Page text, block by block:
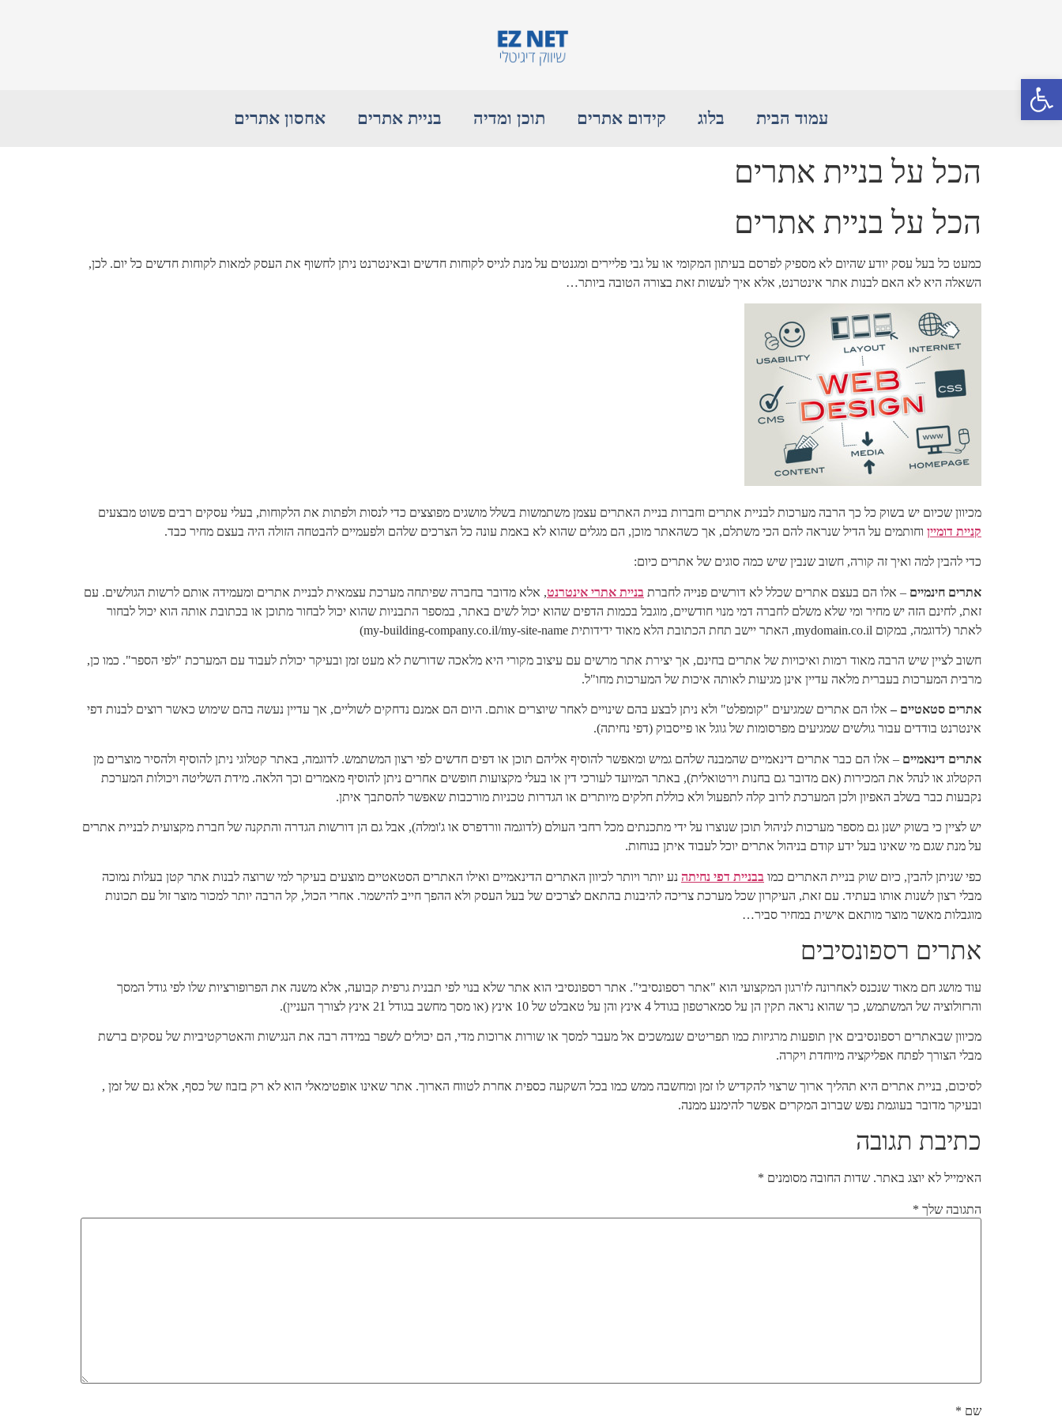
פתח סרגל נגישות
עמוד הבית בלוג קידום אתרים תוכן ומדיה בניית אתרים אחסון אתרים
הכל על בניית אתרים
הכל על בניית אתרים
כמעט כל בעל עסק יודע שהיום לא מספיק לפרסם בעיתון המקומי או על גבי פליירים ומגנטים על מנת לגייס לקוחות חדשים ובאינטרנט ניתן לחשוף את העסק למאות לקוחות חדשים כל יום. לכן,
השאלה היא לא האם לבנות אתר אינטרנט, אלא איך לעשות זאת בצורה הטובה ביותר…
מכיוון שכיום יש בשוק כל כך הרבה מערכות לבניית אתרים וחברות בניית האתרים עצמן משתמשות בשלל מושגים מפוצצים כדי לנסות ולפתות את הלקוחות, בעלי עסקים רבים פשוט מבצעים
קניית דומיין וחותמים על הדיל שנראה להם הכי משתלם, אך כשהאתר מוכן, הם מגלים שהוא לא באמת עונה כל הצרכים שלהם ולפעמיים להבטחה הזולה היה בעצם מחיר כבד.
כדי להבין למה ואיך זה קורה, חשוב שנבין שיש כמה סוגים של אתרים כיום:
אתרים חינמיים – אלו הם בעצם אתרים שכלל לא דורשים פנייה לחברת בניית אתרי אינטרנט, אלא מדובר בחברה שפיתחה מערכת עצמאית לבניית אתרים ומעמידה אותם לרשות הגולשים. עם
זאת, לחינם הזה יש מחיר ומי שלא משלם לחברה דמי מנוי חודשיים, מוגבל בכמות הדפים שהוא יכול לשים באתר, במספר התבניות שהוא יכול לבחור מתוכן או בכתובת אותה הוא יכול לבחור
לאתר (לדוגמה, במקום mydomain.co.il, האתר יישב תחת הכתובת הלא מאוד ידידותית my-building-company.co.il/my-site-name)
חשוב לציין שיש הרבה מאוד רמות ואיכויות של אתרים בחינם, אך יצירת אתר מרשים עם עיצוב מקורי היא מלאכה שדורשת לא מעט זמן ובעיקר יכולת לעבוד עם המערכת "לפי הספר". כמו כן,
מרבית המערכות בעברית מלאה עדיין אינן מגיעות לאותה איכות של המערכות מחו"ל.
אתרים סטאטיים – אלו הם אתרים שמגיעים "קומפלט" ולא ניתן לבצע בהם שינויים לאחר שיוצרים אותם. היום הם אמנם נדחקים לשוליים, אך עדיין נעשה בהם שימוש כאשר רוצים לבנות דפי
אינטרנט בודדים עבור גולשים שמגיעים מפרסומות של גוגל או פייסבוק (דפי נחיתה).
אתרים דינאמיים – אלו הם כבר אתרים דינאמיים שהמבנה שלהם גמיש ומאפשר להוסיף אליהם תוכן או דפים חדשים לפי רצון המשתמש. לדוגמה, באתר קטלוגי ניתן להוסיף ולהסיר מוצרים מן
הקטלוג או לנהל את המכירות (אם מדובר גם בחנות וירטואלית), באתר המיועד לעורכי דין או בעלי מקצועות חופשים אחרים ניתן להוסיף מאמרים וכך הלאה. מידת השליטה ויכולות המערכת
נקבעות כבר בשלב האפיון ולכן המערכת לרוב קלה לתפעול ולא כוללת חלקים מיותרים או הגדרות טכניות מורכבות שאפשר להסתבך איתן.
יש לציין כי בשוק ישנן גם מספר מערכות לניהול תוכן שנוצרו על ידי מתכנתים מכל רחבי העולם (לדוגמה וורדפרס או ג'ומלה), אבל גם הן דורשות הגדרה והתקנה של חברת מקצועית לבניית אתרים
על מנת שגם מי שאינו בעל ידע קודם בניהול אתרים יוכל לעבוד איתן בנוחות.
כפי שניתן להבין, כיום שוק בניית האתרים כמו בבניית דפי נחיתה נע יותר ויותר לכיוון האתרים הדינאמיים ואילו האתרים הסטאטיים מוצעים בעיקר למי שרוצה לבנות אתר קטן בעלות נמוכה
מבלי רצון לשנות אותו בעתיד. עם זאת, העיקרון שכל מערכת צריכה להיבנות בהתאם לצרכים של בעל העסק ולא ההפך חייב להישמר. אחרי הכול, קל הרבה יותר למכור מוצר זול עם תכונות
מוגבלות מאשר מוצר מותאם אישית במחיר סביר…
אתרים רספונסיבים
עוד מושג חם מאוד שנכנס לאחרונה לז'רגון המקצועי הוא "אתר רספונסיבי". אתר רספונסיבי הוא אתר שלא בנוי לפי תבנית גרפית קבועה, אלא משנה את הפרופורציות שלו לפי גודל המסך
והרזולוציה של המשתמש, כך שהוא נראה תקין הן על סמארטפון בגודל 4 אינץ והן על טאבלט של 10 אינץ (או מסך מחשב בגודל 21 אינץ לצורך העניין).
מכיוון שבאתרים רספונסיבים אין תופעות מרגיזות כמו תפריטים שנמשכים אל מעבר למסך או שורות ארוכות מדי, הם יכולים לשפר במידה רבה את הנגישות והאטרקטיביות של עסקים ברשת
מבלי הצורך לפתח אפליקציה מיוחדת ויקרה.
לסיכום, בניית אתרים היא תהליך ארוך שרצוי להקדיש לו זמן ומחשבה ממש כמו בכל השקעה כספית אחרת לטווח הארוך. אתר שאינו אופטימאלי הוא לא רק בזבוז של כסף, אלא גם של זמן ,
ובעיקר מדובר בעוגמת נפש שברוב המקרים אפשר להימנע ממנה.
כתיבת תגובה
האימייל לא יוצג באתר. שדות החובה מסומנים *
התגובה שלך *
שם *